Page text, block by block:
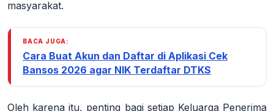
masyarakat.
BACA JUGA:
Cara Buat Akun dan Daftar di Aplikasi Cek
Bansos 2026 agar NIK Terdaftar DTKS
Oleh karena itu, penting bagi setiap Keluarga Penerima